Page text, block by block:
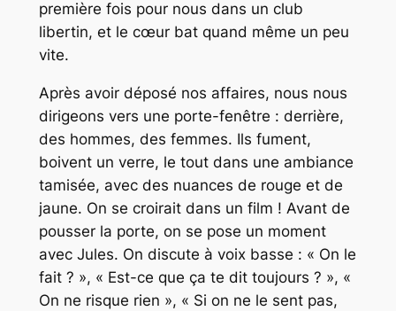
première fois pour nous dans un club
libertin, et le cœur bat quand même un peu
vite.
Après avoir déposé nos affaires, nous nous
dirigeons vers une porte-fenêtre : derrière,
des hommes, des femmes. Ils fument,
boivent un verre, le tout dans une ambiance
tamisée, avec des nuances de rouge et de
jaune. On se croirait dans un film ! Avant de
pousser la porte, on se pose un moment
avec Jules. On discute à voix basse : « On le
fait ? », « Est-ce que ça te dit toujours ? », «
On ne risque rien », « Si on ne le sent pas,